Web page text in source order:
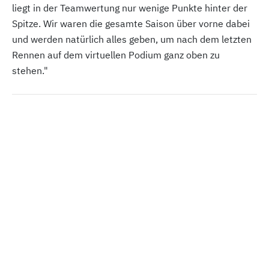
liegt in der Teamwertung nur wenige Punkte hinter der
Spitze. Wir waren die gesamte Saison über vorne dabei
und werden natürlich alles geben, um nach dem letzten
Rennen auf dem virtuellen Podium ganz oben zu
stehen."